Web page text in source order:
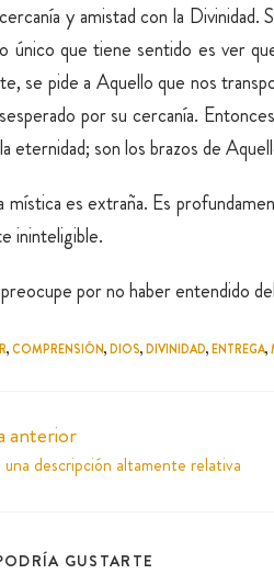
y amistad con la
único que tiene sentido es ver
se pide a Aquello que nos
por su cercanía.
eternidad; son los brazos de
mística es extraña. Es
ininteligible.
por no haber entendido
,COMPRENSIÓN,DIOS,DIVINIDAD,ENTREGA,
anterior
una descripción altamente relativa
GUSTARTE